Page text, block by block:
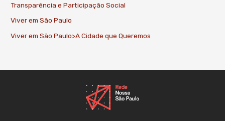
Transparência e Participação Social
Viver em São Paulo
Viver em São Paulo>A Cidade que Queremos